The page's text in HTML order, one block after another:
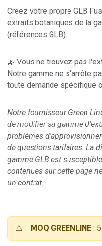
Créez votre propre GLB
extraits botaniques de la
(références GLB).
🌿 Vous ne trouvez pas
Notre gamme ne s'arrête
toute demande spécifique
Notre fournisseur Green
de modifier sa gamme
problèmes
de questions tarifaires. La
gamme GLB est
contenues sur cette page
un contrat.
⚠️ MOQ GREENLINE :